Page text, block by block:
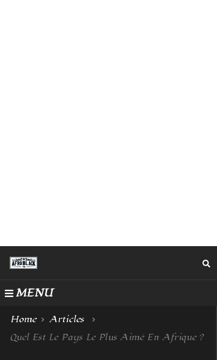
MENU
Home
Articles
Quel Est Le Pays Le Plus Aimé En Afrique ?